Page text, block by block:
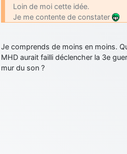
Loin de moi cette idée.
Je me contente de constater
Je comprends de moins en moins.
MHD aurait failli déclencher la 3e
mur du son ?